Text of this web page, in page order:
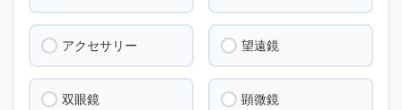
アクセサリー 望遠鏡
双眼鏡 顕微鏡